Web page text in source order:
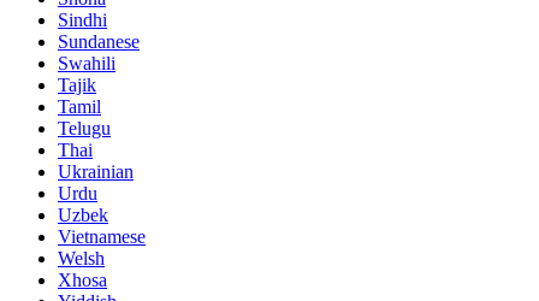
Sindhi
Sundanese
Swahili
Tajik
Tamil
Telugu
Thai
Ukrainian
Urdu
Uzbek
Vietnamese
Welsh
Xhosa